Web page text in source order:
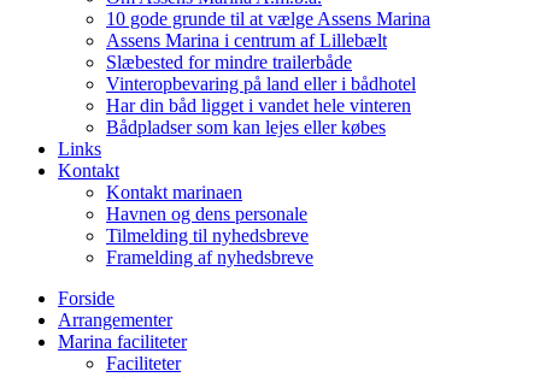
10 gode grunde til at vælge Assens Marina
Assens Marina i centrum af Lillebælt
Slæbested for mindre trailerbåde
Vinteropbevaring på land eller i bådhotel
Har din båd ligget i vandet hele vinteren
Bådpladser som kan lejes eller købes
Links
Kontakt
Kontakt marinaen
Havnen og dens personale
Tilmelding til nyhedsbreve
Framelding af nyhedsbreve
Forside
Arrangementer
Marina faciliteter
Faciliteter